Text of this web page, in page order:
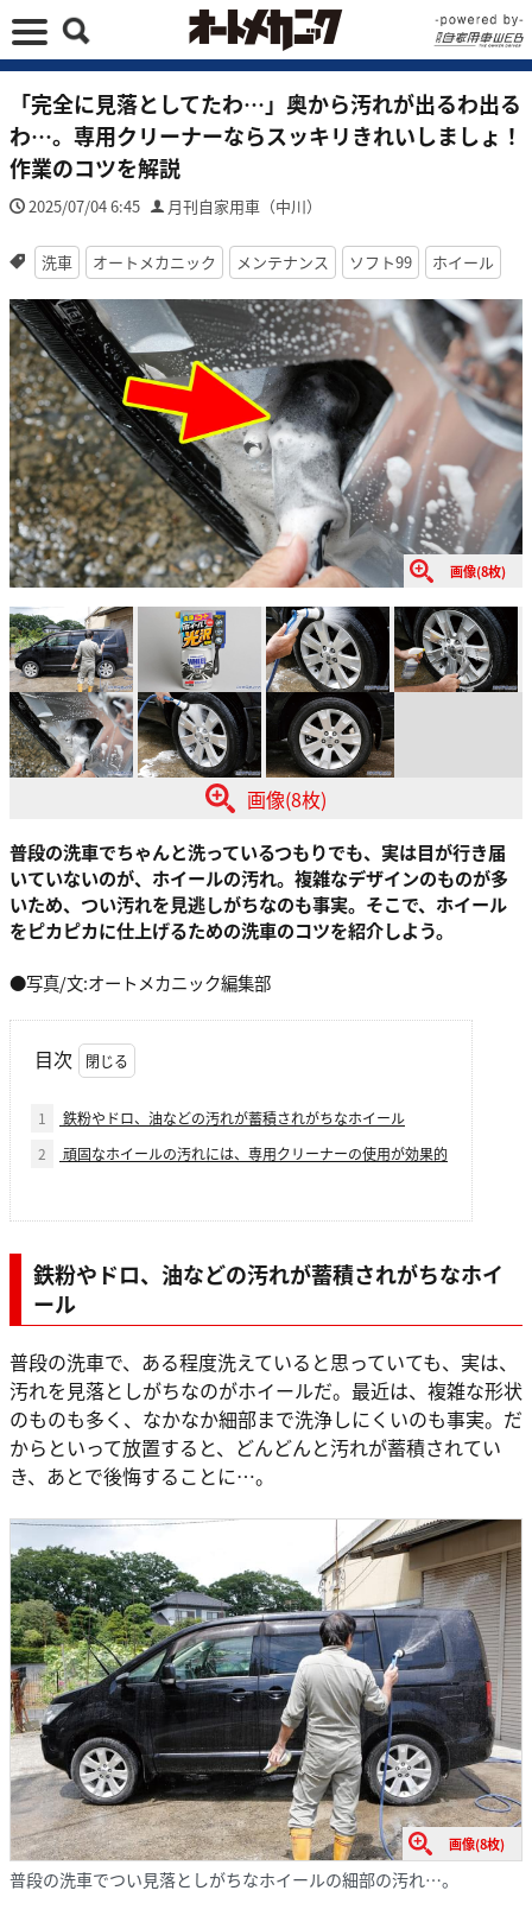
「完全に見落としてたわ…」奥から汚れが出るわ出る
わ…。専用クリーナーならスッキリきれいしましょ！
作業のコツを解説
2025/07/04 6:45 月刊自家用車（中川）
洗車 オートメカニック メンテナンス ソフト99 ホイール
画像(8枚)
画像(8枚)
普段の洗車でちゃんと洗っているつもりでも、実は目が行き届
いていないのが、ホイールの汚れ。複雑なデザインのものが多
いため、つい汚れを見逃しがちなのも事実。そこで、ホイール
をピカピカに仕上げるための洗車のコツを紹介しよう。
●写真/文:オートメカニック編集部
目次
1
鉄粉やドロ、油などの汚れが蓄積されがちなホイール
2
頑固なホイールの汚れには、専用クリーナーの使用が効果的
鉄粉やドロ、油などの汚れが蓄積されがちなホイ
ール
普段の洗車で、ある程度洗えていると思っていても、実は、
汚れを見落としがちなのがホイールだ。最近は、複雑な形状
のものも多く、なかなか細部まで洗浄しにくいのも事実。だ
からといって放置すると、どんどんと汚れが蓄積されてい
き、あとで後悔することに…。
画像(8枚)
普段の洗車でつい見落としがちなホイールの細部の汚れ…。